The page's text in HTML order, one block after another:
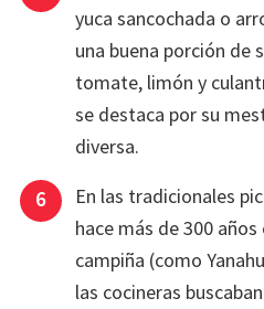
yuca sancochada o
una buena porción de
tomate, limón y
se destaca por su
diversa.
En las tradicionales
hace más de 300
campiña (como
las cocineras